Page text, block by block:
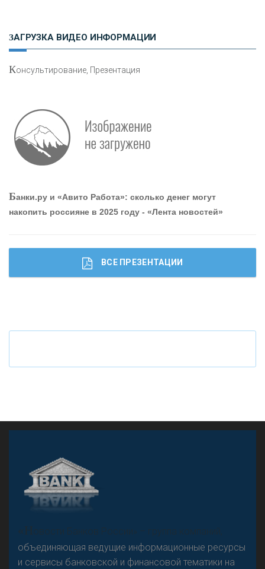
привлечь и удержать персонал - «Интервью»
Что будет с наличными деньгами при цифровом
ЗАГРУЗКА ВИДЕО ИНФОРМАЦИИ
Консультирование, Презентация
Банки.ру и «Авито Работа»: сколько денег могут
накопить россияне в 2025 году - «Лента новостей»
ВСЕ ПРЕЗЕНТАЦИИ
«Н
овости Банков России» – группа компаний,
объединяющая ведущие информационные ресурсы
и сервисы банковской и финансовой тематики на